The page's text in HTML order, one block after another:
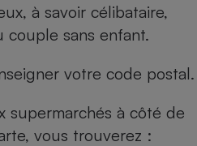
à savoir célibataire,
couple sans enfant.
votre code postal.
supermarchés à côté de
vous trouverez :